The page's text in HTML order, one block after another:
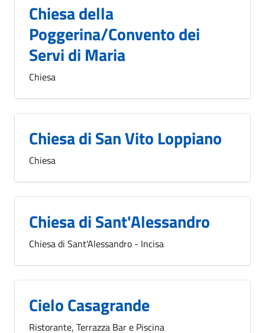
Chiesa della
Poggerina/Convento dei
Servi di Maria
Chiesa
Chiesa di San Vito Loppiano
Chiesa
Chiesa di Sant'Alessandro
Chiesa di Sant'Alessandro - Incisa
Cielo Casagrande
Ristorante, Terrazza Bar e Piscina